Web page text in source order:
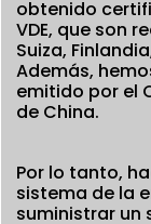
obtenido
VDE, que son
Suiza,
Además,
emitido por el
de China.
Por lo tanto,
sistema de la
suministrar un